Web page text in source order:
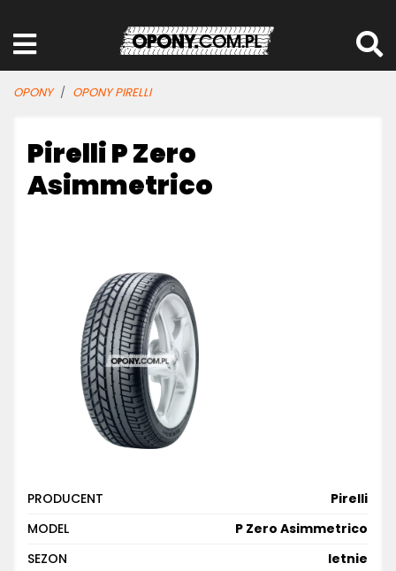
OPONY OPONY PIRELLI
Pirelli P Zero
Asimmetrico
PRODUCENT
Pirelli
MODEL
P Zero Asimmetrico
SEZON
letnie